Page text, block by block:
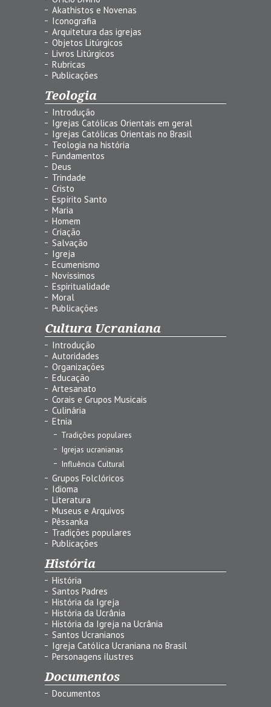
Akathistos e Novenas
Iconografia
Arquitetura das igrejas
Objetos Litúrgicos
Livros Litúrgicos
Rubricas
Publicações
Teologia
Introdução
Igrejas Católicas Orientais em geral
Igrejas Católicas Orientais no Brasil
Teologia na história
Fundamentos
Deus
Trindade
Cristo
Espírito Santo
Maria
Homem
Criação
Salvação
Igreja
Ecumenismo
Novíssimos
Espiritualidade
Moral
Publicações
Cultura Ucraniana
Introdução
Autoridades
Organizações
Educação
Artesanato
Corais e Grupos Musicais
Culinária
Etnia
Tradições populares
Igrejas ucranianas
Influência Cultural
Grupos Folclóricos
Idioma
Literatura
Museus e Arquivos
Pêssanka
Tradições populares
Publicações
História
História
Santos Padres
História da Igreja
História da Ucrânia
História da Igreja na Ucrânia
Santos Ucranianos
Igreja Católica Ucraniana no Brasil
Personagens ilustres
Documentos
Documentos